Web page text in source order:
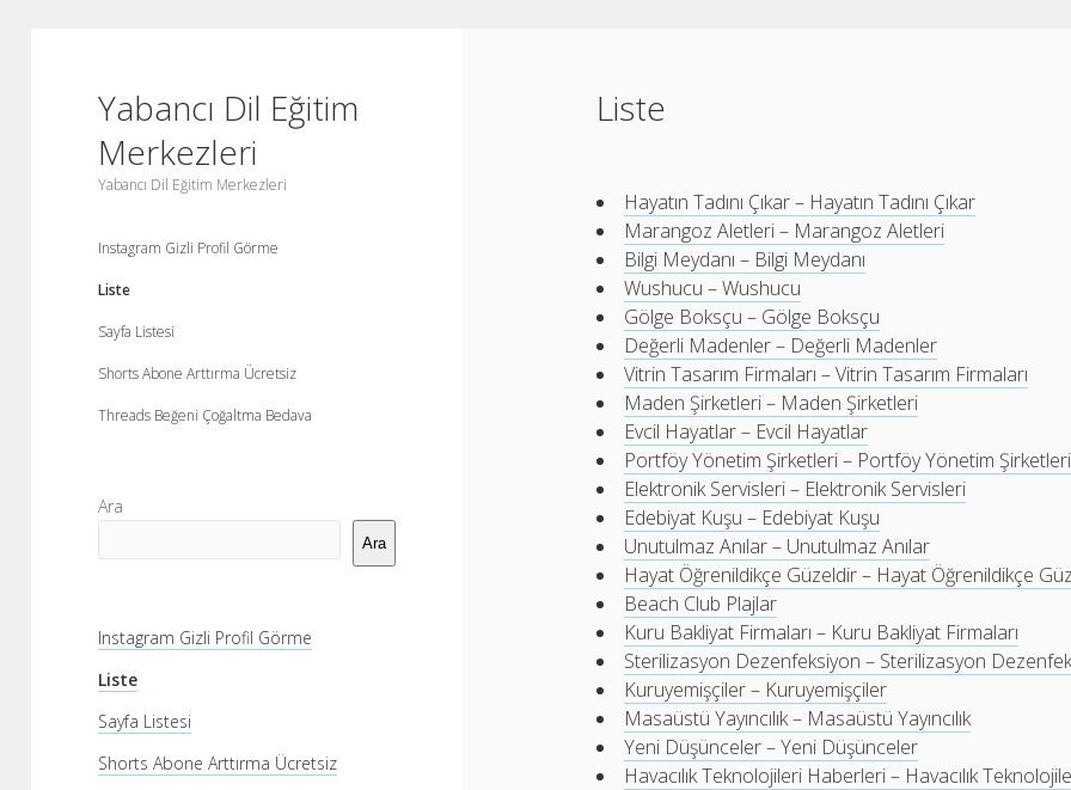
Yabancı Dil Eğitim
Merkezleri
Yabancı Dil Eğitim Merkezleri
Instagram Gizli Profil Görme
Liste
Sayfa Listesi
Shorts Abone Arttırma Ücretsiz
Threads Beğeni Çoğaltma Bedava
Yan
Menü
Ara
Ara
Instagram Gizli Profil Görme
Liste
Sayfa Listesi
Shorts Abone Arttırma Ücretsiz
Liste
Hayatın Tadını Çıkar – Hayatın Tadını Çıkar
Marangoz Aletleri – Marangoz Aletleri
Bilgi Meydanı – Bilgi Meydanı
Wushucu – Wushucu
Gölge Boksçu – Gölge Boksçu
Değerli Madenler – Değerli Madenler
Vitrin Tasarım Firmaları – Vitrin Tasarım Firmaları
Maden Şirketleri – Maden Şirketleri
Evcil Hayatlar – Evcil Hayatlar
Portföy Yönetim Şirketleri – Portföy Yönetim Şirketleri
Elektronik Servisleri – Elektronik Servisleri
Edebiyat Kuşu – Edebiyat Kuşu
Unutulmaz Anılar – Unutulmaz Anılar
Hayat Öğrenildikçe Güzeldir – Hayat Öğrenildikçe
Beach Club Plajlar
Kuru Bakliyat Firmaları – Kuru Bakliyat Firmaları
Sterilizasyon Dezenfeksiyon – Sterilizasyon
Kuruyemişçiler – Kuruyemişçiler
Masaüstü Yayıncılık – Masaüstü Yayıncılık
Yeni Düşünceler – Yeni Düşünceler
Havacılık Teknolojileri Haberleri – Havacılık